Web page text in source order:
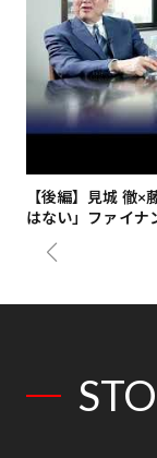
【後編】見城 徹
はない」ファイナ